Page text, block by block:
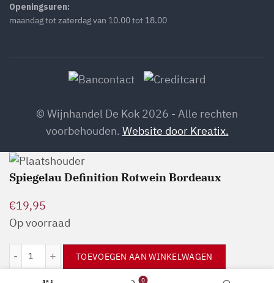
Openingsuren:
maandag tot zaterdag van 10.00 tot 18.00
© Wijnhandel De Kok 2026 - Alle rechten
voorbehouden. Website door Kreatix.
0
Spiegelau Definition Rotwein Bordeaux
€19,95
Op voorraad
TOEVOEGEN AAN WINKELWAGEN